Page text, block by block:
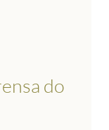
do